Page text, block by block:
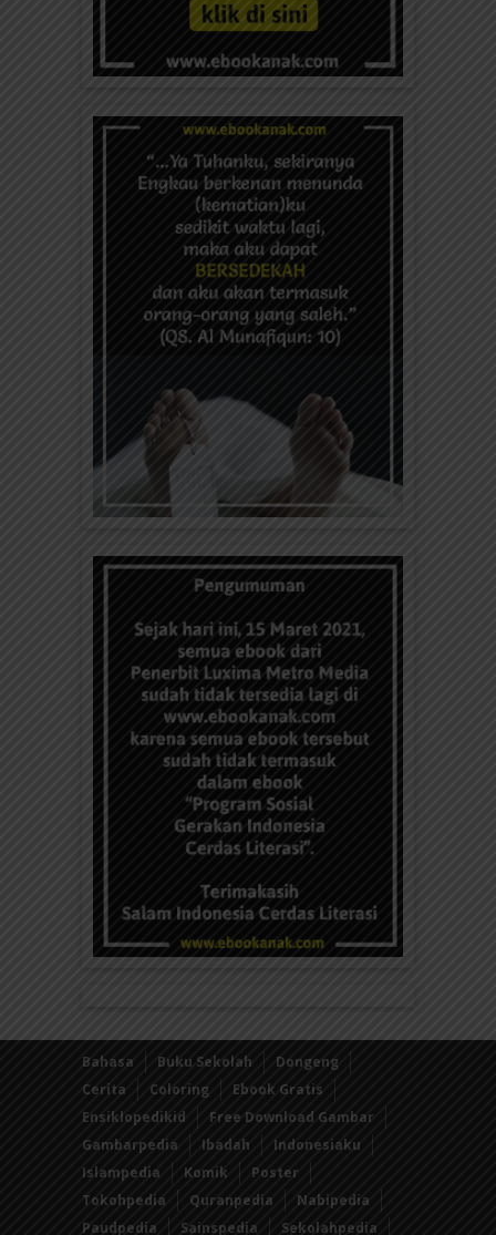
Bahasa Buku Sekolah
Dongeng
Cerita
Coloring
Ebook Gratis
Ensiklopedikid
Free Download Gambar
Gambarpedia
Ibadah
Indonesiaku
Islampedia
Komik
Poster
Tokohpedia
Quranpedia
Nabipedia
Paudpedia
Sainspedia Sekolahpedia